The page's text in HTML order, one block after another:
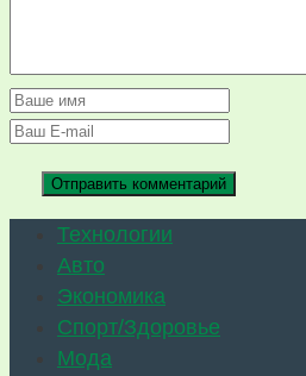
Технологии
Авто
Экономика
Спорт/Здоровье
Мода